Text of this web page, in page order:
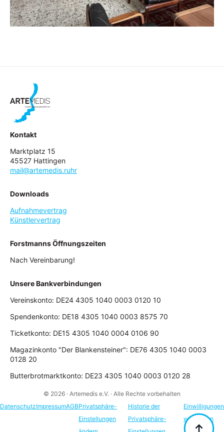
5904459
mail@artemedis.ruhr
Kontakt
Marktplatz 15
45527 Hattingen
mail@artemedis.ruhr
Downloads
Aufnahmevertrag
Künstlervertrag
Forstmanns Öffnungszeiten
Nach Vereinbarung!
Unsere Bankverbindungen
Vereinskonto: DE24 4305 1040 0003 0120 10
Spendenkonto: DE18 4305 1040 0003 8575 70
Ticketkonto: DE15 4305 1040 0004 0106 90
Magazinkonto "Der Blankensteiner": DE76 4305 1040 0003
0128 20
Butterbrotmarktkonto: DE23 4305 1040 0003 0120 28
© 2026 · Artemedis e.V. · Alle Rechte vorbehalten
DatenschutzImpressumAGBPrivatsphäre-
Einstellungen
Historie der
Privatsphäre-
Einwilligungen
widerrufen